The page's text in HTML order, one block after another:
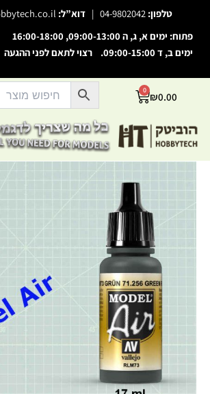
visibility_off השבת את ההבזקים
סמן כותרות
settings צבע רקע
zoom_out זום (הקטנה)
זום (הגדלה)
add_circle_outline
spellcheck גופן קריא
brightness_high
brightness_low
format_underlined הוסף קו תחתון
font_download
טלפון: 04-9802042
| דוא”ל:
פתוח: ימים א, ג, ה 09:00-13:00, 16:00-18:00
ימים ב, ד 09:00-15:00. רצוי לתאם לפני ההגעה
₪0.00
0
עגלת
RLM73